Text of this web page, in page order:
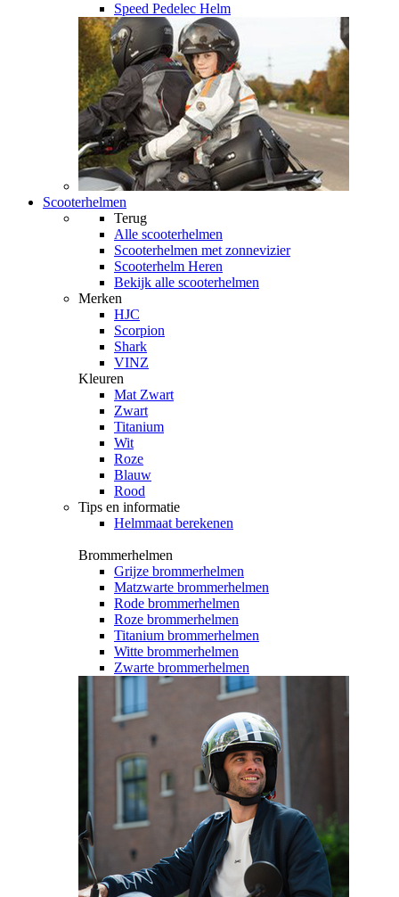
Speed Pedelec Helm
Scooterhelmen
Terug
Alle scooterhelmen
Scooterhelmen met zonnevizier
Scooterhelm Heren
Bekijk alle scooterhelmen
Merken
HJC
Scorpion
Shark
VINZ
Kleuren
Mat Zwart
Zwart
Titanium
Wit
Roze
Blauw
Rood
Tips en informatie
Helmmaat berekenen
Brommerhelmen
Grijze brommerhelmen
Matzwarte brommerhelmen
Rode brommerhelmen
Roze brommerhelmen
Titanium brommerhelmen
Witte brommerhelmen
Zwarte brommerhelmen